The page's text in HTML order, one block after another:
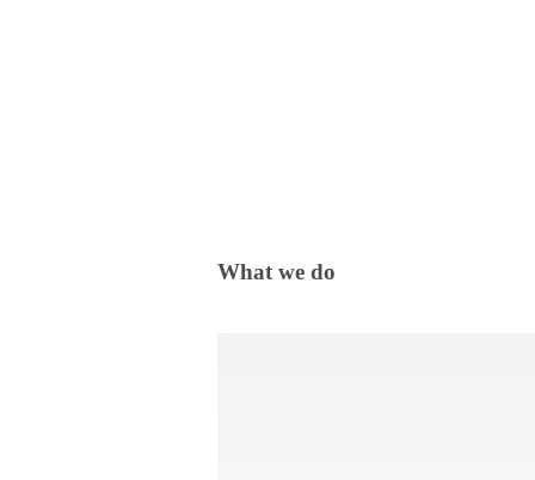
What we do